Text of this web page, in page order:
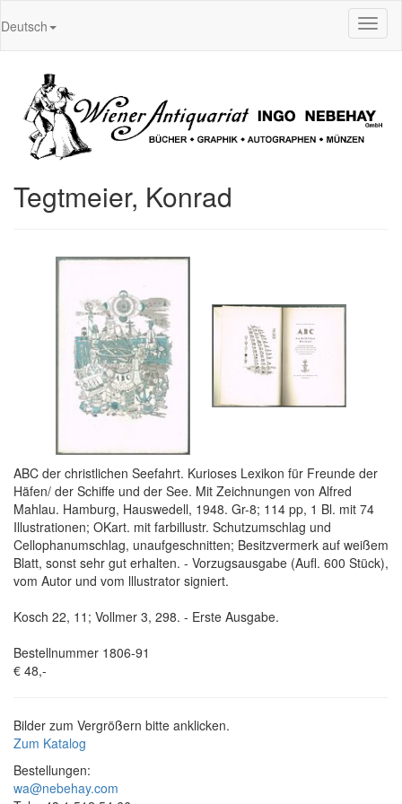
Deutsch
Tegtmeier, Konrad
ABC der christlichen Seefahrt. Kurioses Lexikon für Freunde der
Häfen/ der Schiffe und der See. Mit Zeichnungen von Alfred
Mahlau. Hamburg, Hauswedell, 1948. Gr-8; 114 pp, 1 Bl. mit 74
Illustrationen; OKart. mit farbillustr. Schutzumschlag und
Cellophanumschlag, unaufgeschnitten; Besitzvermerk auf weißem
Blatt, sonst sehr gut erhalten. - Vorzugsausgabe (Aufl. 600 Stück),
vom Autor und vom lllustrator signiert.
Kosch 22, 11; Vollmer 3, 298. - Erste Ausgabe.
Bestellnummer 1806-91
€ 48,-
Bilder zum Vergrößern bitte anklicken.
Zum Katalog
Bestellungen:
wa@nebehay.com